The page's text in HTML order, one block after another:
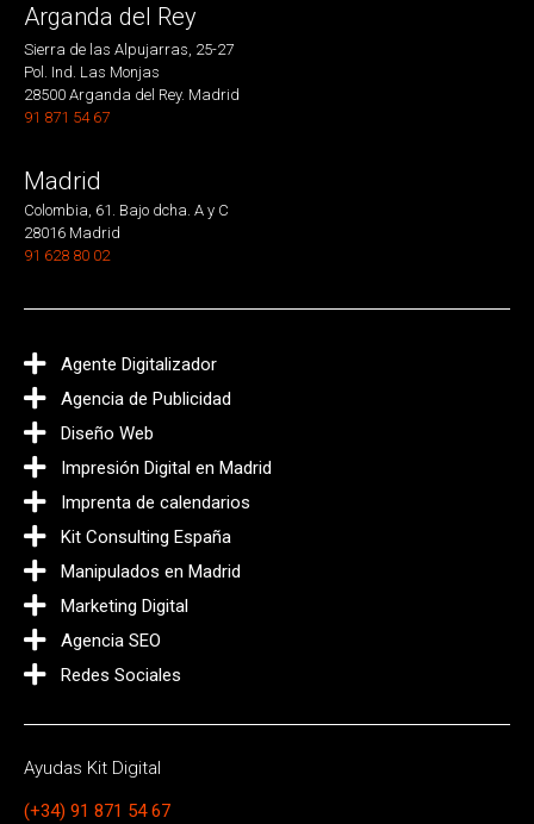
Arganda del Rey
Sierra de las Alpujarras, 25-27
Pol. Ind. Las Monjas
28500 Arganda del Rey. Madrid
91 871 54 67
Madrid
Colombia, 61. Bajo dcha. A y C
28016 Madrid
91 628 80 02
Agente Digitalizador
Agencia de Publicidad
Diseño Web
Impresión Digital en Madrid
Imprenta de calendarios
Kit Consulting España
Manipulados en Madrid
Marketing Digital
Agencia SEO
Redes Sociales
Ayudas Kit Digital
(+34) 91 871 54 67